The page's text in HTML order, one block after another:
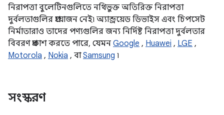
নিরাপত্তা বুলেটিনগুলিতে নথিভুক্ত অতিরিক্ত নিরাপত্তা
দুর্বলতাগুলির প্রয়োজন নেই৷ অ্যান্ড্রয়েড ডিভাইস এবং চিপসেট
নির্মাতারাও তাদের পণ্যগুলির জন্য নির্দিষ্ট নিরাপত্তা দুর্বলতার
বিবরণ প্রকাশ করতে পারে, যেমন Google , Huawei , LGE ,
Motorola , Nokia , বাSamsung ৷
সংস্করণ